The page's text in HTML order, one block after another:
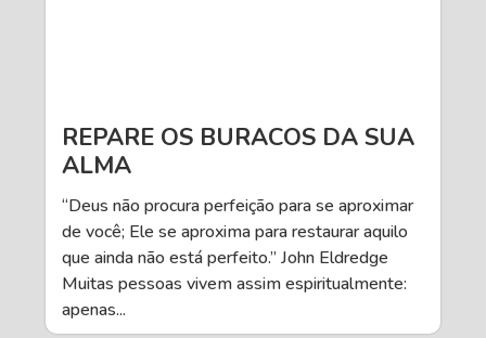
REPARE OS BURACOS DA SUA
ALMA
“Deus não procura perfeição para se aproximar
de você; Ele se aproxima para restaurar aquilo
que ainda não está perfeito.” John Eldredge
Muitas pessoas vivem assim espiritualmente:
apenas...